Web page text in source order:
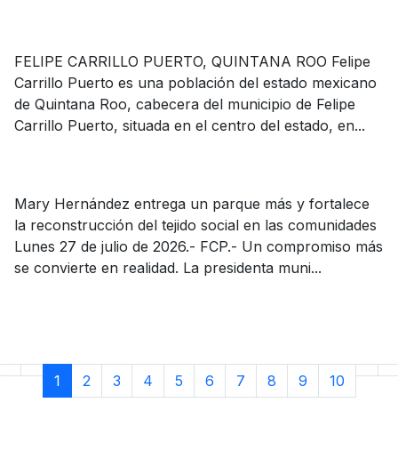
FELIPE CARRILLO PUERTO, QUINTANA ROO Felipe
Carrillo Puerto es una población del estado mexicano
de Quintana Roo, cabecera del municipio de Felipe
Carrillo Puerto, situada en el centro del estado, en...
Mary Hernández entrega un parque más y fortalece
la reconstrucción del tejido social en las comunidades
Lunes 27 de julio de 2026.- FCP.- Un compromiso más
se convierte en realidad. La presidenta muni...
1 2 3 4 5 6 7 8 9 10